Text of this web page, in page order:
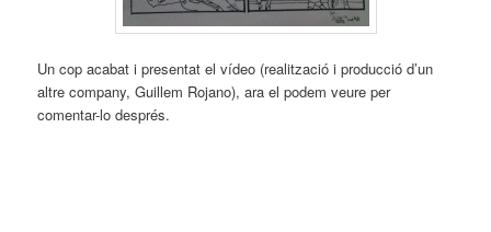
Un cop acabat i presentat el vídeo (realització i producció d’un
altre company, Guillem Rojano), ara el podem veure per
comentar-lo després.